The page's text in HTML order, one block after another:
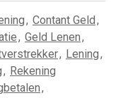
, Contant Geld,
, Geld Lenen,
, Lening,
, Rekening
,